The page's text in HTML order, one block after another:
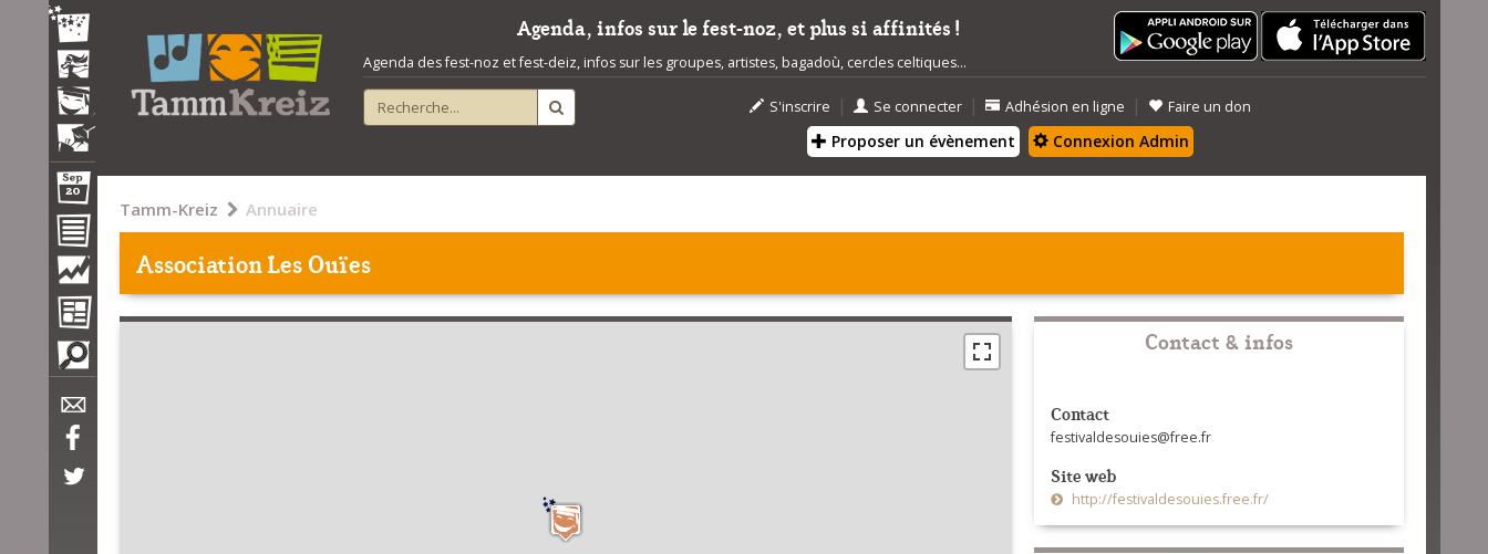
Agenda, infos sur le fest-noz, et plus si affinités !
Agenda des fest-noz et fest-deiz, infos sur les groupes, artistes, bagadoù, cercles celtiques...
S'inscrire | Se connecter | Adhésion en ligne | Faire un don
Proposer un évènement Connexion Admin
Tamm-Kreiz Annuaire
Association Les Ouïes
Contact & infos
Contact
festivaldesouies@free.fr
Site web
http://festivaldesouies.free.fr/